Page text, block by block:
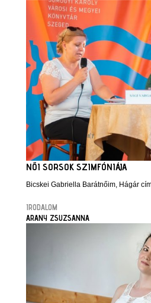
NŐI SORSOK SZIMFÓNIÁJA
Bicskei Gabriella Barátnőim, Hágár
IRODALOM
ARANY ZSUZSANNA